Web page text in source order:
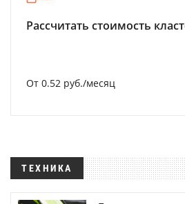
Рассчитать стоимость
От 0.52 руб./месяц
ТЕХНИКА